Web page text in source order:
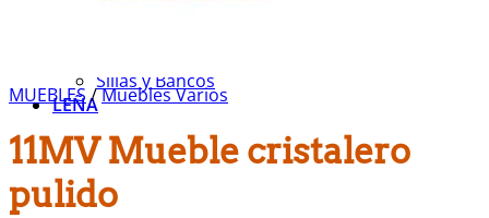
Sillas y Bancos
LEÑA
MUEBLES /Muebles Varios
11MV Mueble cristalero
pulido